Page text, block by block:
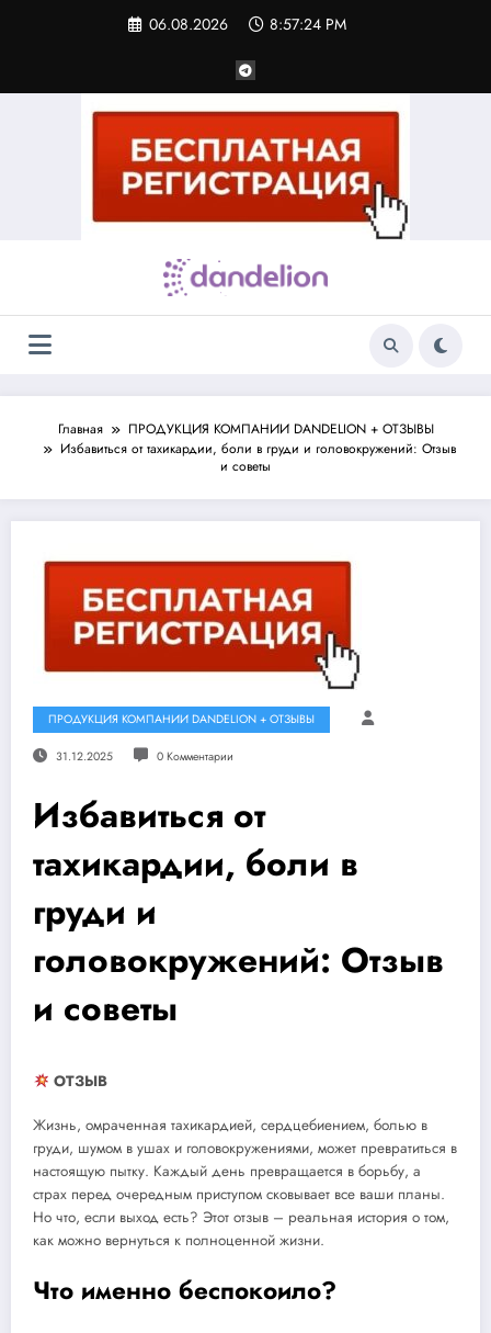
06.08.2026 8:57:25 PM
Главная
ПРОДУКЦИЯ КОМПАНИИ DANDELION + ОТЗЫВЫ
Избавиться от тахикардии, боли в груди и головокружений: Отзыв
и советы
ПРОДУКЦИЯ КОМПАНИИ DANDELION + ОТЗЫВЫ
31.12.2025 0 Комментарии
Избавиться от
тахикардии, боли в
груди и
головокружений: Отзыв
и советы
ОТЗЫВ
Жизнь, омраченная тахикардией, сердцебиением, болью в
груди, шумом в ушах и головокружениями, может превратиться в
настоящую пытку. Каждый день превращается в борьбу, а
страх перед очередным приступом сковывает все ваши планы.
Но что, если выход есть? Этот отзыв – реальная история о том,
как можно вернуться к полноценной жизни.
Что именно беспокоило?